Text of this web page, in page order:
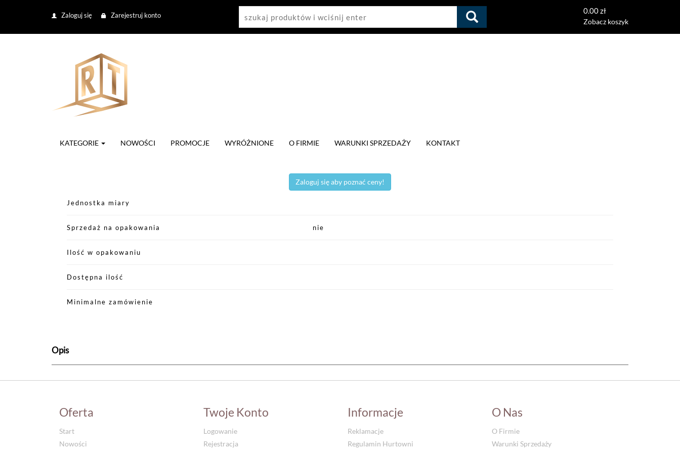
Zaloguj się Zarejestruj konto 0.00 zł
Zobacz koszyk
KATEGORIE NOWOŚCI PROMOCJE WYRÓŻNIONE O FIRMIE WARUNKI SPRZEDAŻY KONTAKT
Zaloguj się aby poznać ceny!
Jednostka miary
Sprzedaż na opakowania nie
Ilość w opakowaniu
Dostępna ilość
Minimalne zamówienie
Opis
Oferta
Start
Nowości
Twoje Konto
Logowanie
Rejestracja
Informacje
Reklamacje
Regulamin Hurtowni
O Nas
O Firmie
Warunki Sprzedaży